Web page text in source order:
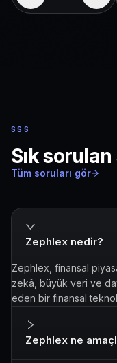
SSS
Sık
Tüm soruları gör
Zephlex nedir?
Zephlex, finansal
zekâ, büyük veri ve
eden bir finansal
Zephlex ne